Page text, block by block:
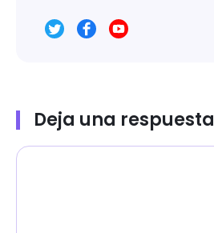
Deja una respuesta